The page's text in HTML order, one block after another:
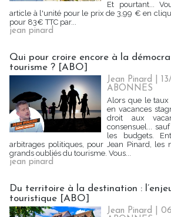
Et pourtant...
article à l'unité pour le prix de 3,99 € en
pour 83€ TTC par...
jean pinard
Qui pour croire encore à la
tourisme ? [ABO]
Jean Pinard |
ABONNES
Alors que le taux
en vacances
droit aux
consensuel...
les budgets.
arbitrages politiques, pour Jean Pinard, les
grands oubliés du tourisme. Vous...
jean pinard
Du territoire à la destination :
touristique [ABO]
Jean Pinard |